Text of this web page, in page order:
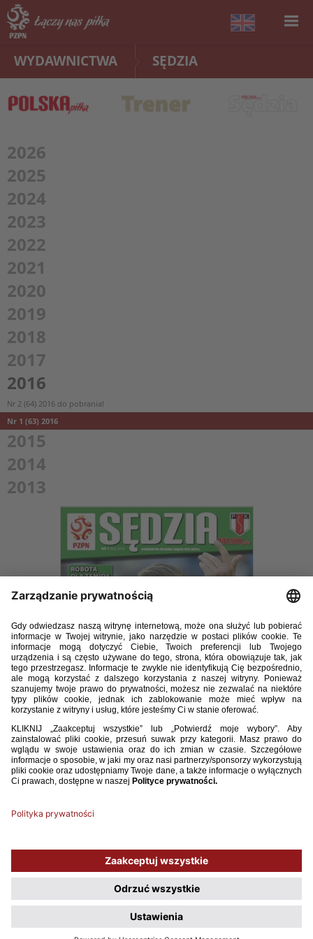
WYDAWNICTWA SĘDZIA
2026
2025
2024
2023
2022
2021
2020
2019
2018
2017
2016
Nr 2 (64) 2016 do pobrania!
Nr 1 (63) 2016
2015
2014
2013
Sędzia 1 2016.pdf
Używamy plików cookies, aby ułatwić Ci korzystanie z naszego serwisu
oraz do celów statystycznych. Jeśli nie blokujesz tych plików, to zgadzasz
się na ich użycie oraz zapisanie w pamięci urządzenia. Pamiętaj, że
możesz samodzielnie zarządzać cookies, zmieniając ustawienia
przeglądarki.
Polityka plików Cookies.